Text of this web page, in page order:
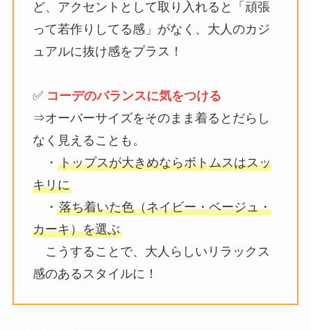
ど、アクセントとして取り入れると「頑張
って若作りしてる感」がなく、大人のカジ
ュアルに抜け感をプラス！
✅ コーデのバランスに気をつける
⇒オーバーサイズをそのまま着るとだらし
なく見えることも。
・ トップスが大きめならボトムスはスッ
キリに
・ 落ち着いた色（ネイビー・ベージュ・
カーキ）を選ぶ
こうすることで、大人らしいリラックス
感のあるスタイルに！